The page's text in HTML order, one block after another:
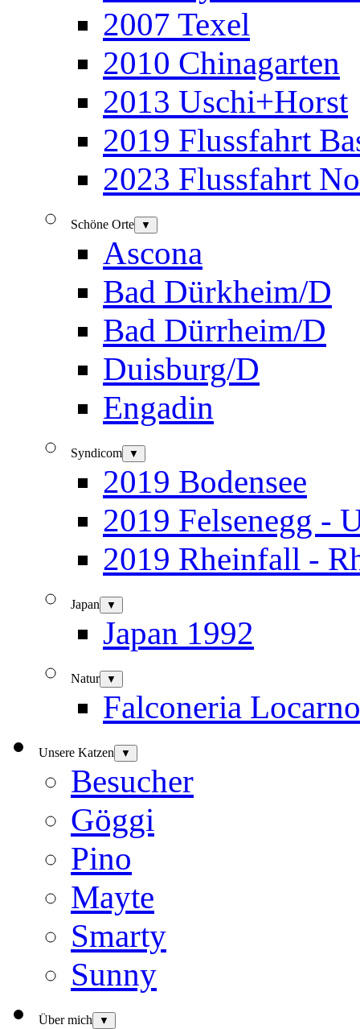
2007 Texel
2010 Chinagarten
2013 Uschi+Horst
2019 Flussfahrt
2023 Flussfahrt
Schöne Orte ▼
Ascona
Bad Dürkheim/D
Bad Dürrheim/D
Duisburg/D
Engadin
Syndicom ▼
2019 Bodensee
2019 Felsenegg -
2019 Rheinfall -
Japan ▼
Japan 1992
Natur ▼
Falconeria Locarno
Unsere Katzen ▼
Besucher
Göggi
Pino
Mayte
Smarty
Sunny
Über mich ▼